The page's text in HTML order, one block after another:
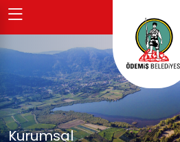
Kurumsal